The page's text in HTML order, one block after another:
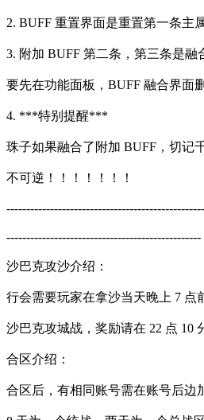
2. BUFF 重置界面是重置第一条主
3. 附加 BUFF 第二条，第三条是
要先在功能面板，BUFF 融合界面
4. ***特别提醒***
珠子如果融合了附加 BUFF，切记
不可逆！！！！！！！
-------------------------------------------------
沙巴克攻沙介绍：
行会需要玩家在拿沙当天晚上 7 点
沙巴克攻城战，奖励请在 22 点 10
合区介绍：
合区后，有相同账号需在账号后边